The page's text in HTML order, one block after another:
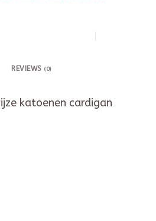
REVIEWS (0)
katoenen cardigan